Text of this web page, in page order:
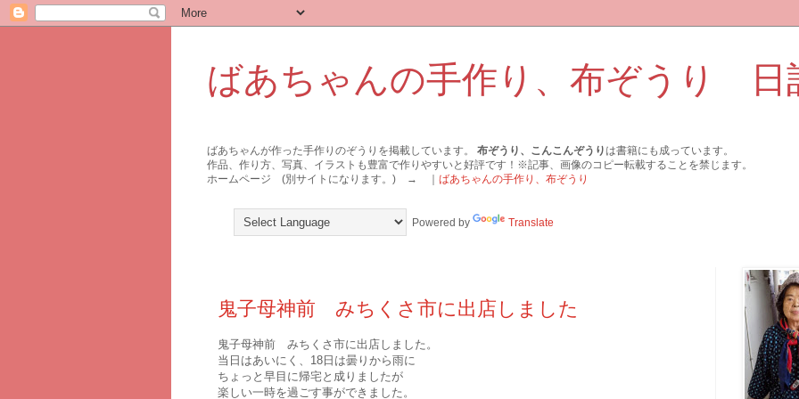
ばあちゃんの手作り、布ぞうり 日
ばあちゃんが作った手作りのぞうりを掲載しています。 布ぞうり、こんこんぞうり は書籍にも成っています。
作品、作り方、写真、イラストも豊富で作りやすいと好評です！※記事、画像のコピー転載することを禁じます。
ホームページ (別サイトになります。) → ｜ ばあちゃんの手作り、布ぞうり
Powered by Translate
鬼子母神前 みちくさ市に出店しました
鬼子母神前 みちくさ市に出店しました。
当日はあいにく、18日は曇りから雨に
ちょっと早目に帰宅と成りましたが
楽しい一時を過ごす事ができました。